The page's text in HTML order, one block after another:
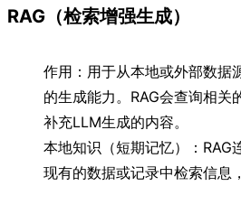
RAG（检索增强生成）
作用：用于从本地或外部数据
的生成能力。RAG会查询相关
补充LLM生成的内容。
本地知识（短期记忆）：RAG
现有的数据或记录中检索信息